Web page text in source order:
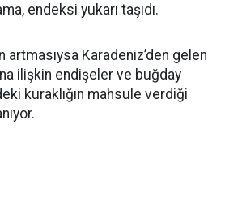
endeksi yukarı taşıdı.
artmasıysa Karadeniz’den gelen
ilişkin endişeler ve buğday
kuraklığın mahsule verdiği